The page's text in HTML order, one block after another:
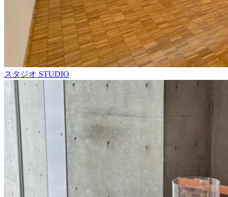
スタジオ STUDIO